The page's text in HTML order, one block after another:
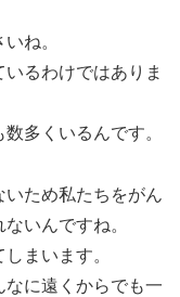
ね。
るわけではありま
多くいるんです。
ため私たちをがん
いんですね。
まいます。
に遠くからでも一